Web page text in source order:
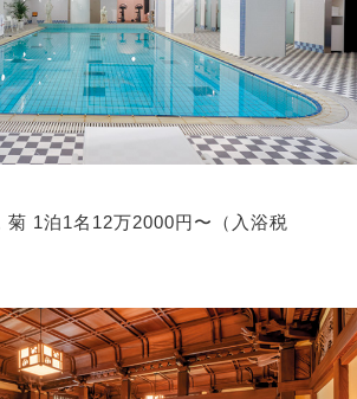
菊 1泊1名12万2000円〜（入浴税